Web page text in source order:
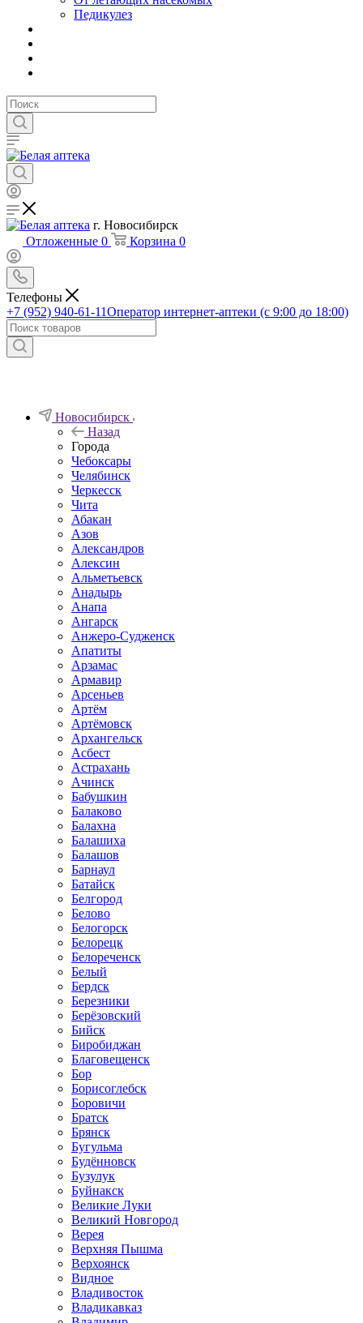
Педикулез
г. Новосибирск
Отложенные 0 Корзина 0
Телефоны
+7 (952) 940-61-11Оператор интернет-аптеки (с 9:00 до 18:00)
Новосибирск
Назад
Города
Чебоксары
Челябинск
Черкесск
Чита
Абакан
Азов
Александров
Алексин
Альметьевск
Анадырь
Анапа
Ангарск
Анжеро-Судженск
Апатиты
Арзамас
Армавир
Арсеньев
Артём
Артёмовск
Архангельск
Асбест
Астрахань
Ачинск
Бабушкин
Балаково
Балахна
Балашиха
Балашов
Барнаул
Батайск
Белгород
Белово
Белогорск
Белорецк
Белореченск
Белый
Бердск
Березники
Берёзовский
Бийск
Биробиджан
Благовещенск
Бор
Борисоглебск
Боровичи
Братск
Брянск
Бугульма
Будённовск
Бузулук
Буйнакск
Великие Луки
Великий Новгород
Верея
Верхняя Пышма
Верхоянск
Видное
Владивосток
Владикавказ